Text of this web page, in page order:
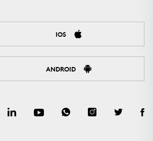
IOS
ANDROID